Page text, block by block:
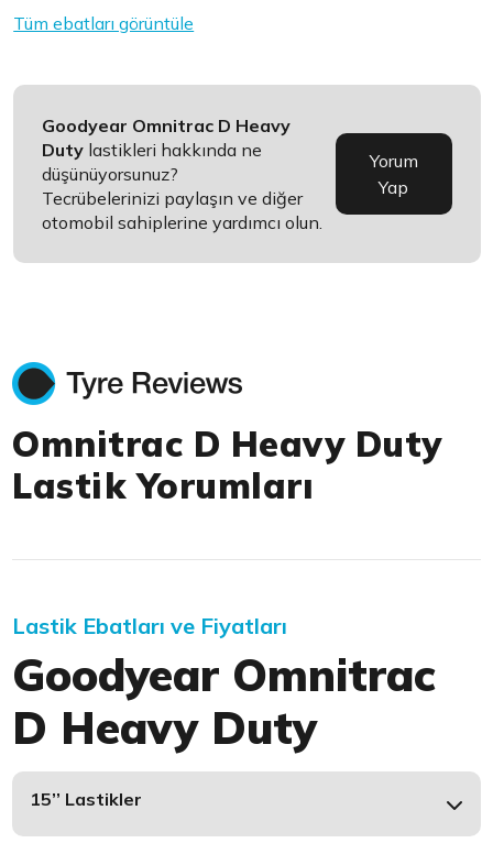
Tüm ebatları görüntüle
Goodyear Omnitrac D Heavy
Duty lastikleri hakkında ne
düşünüyorsunuz?
Tecrübelerinizi paylaşın ve diğer
otomobil sahiplerine yardımcı olun.
Yorum
Yap
Omnitrac D Heavy Duty
Lastik Yorumları
Lastik Ebatları ve Fiyatları
Goodyear Omnitrac
D Heavy Duty
15’’ Lastikler